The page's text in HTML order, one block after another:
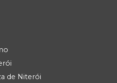
de Niterói